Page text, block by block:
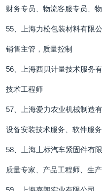
财务专员、物流客服专员、
55、上海力松包装材料有限
销售主管，质量控制
56、上海西贝计量技术服务
技术工程师
57、上海爱力农业机械制造
设备安装技术服务、软件服
58、上海上标汽车紧固件有
质量专家、产品工程师、生